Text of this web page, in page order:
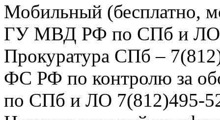
Мобильный (бесплатно,
ГУ МВД РФ по СПб и ЛО
Прокуратура СПб –
ФС РФ по контролю за
по СПб и ЛО 7(812)495-